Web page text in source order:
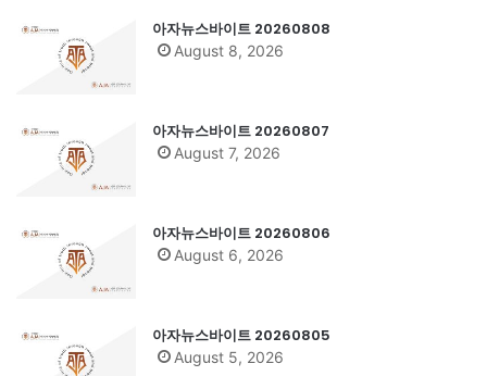
아자뉴스바이트 20260808
August 8, 2026
아자뉴스바이트 20260807
August 7, 2026
아자뉴스바이트 20260806
August 6, 2026
아자뉴스바이트 20260805
August 5, 2026